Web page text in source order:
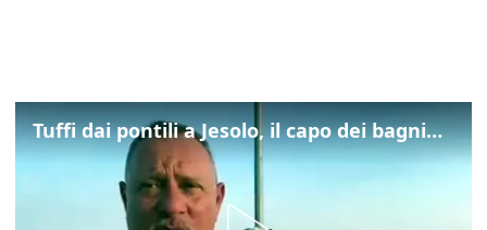
Tuffi dai pontili a Jesolo, il capo dei bagnini: "L'impegno di tutti per evitare altre tragedie"